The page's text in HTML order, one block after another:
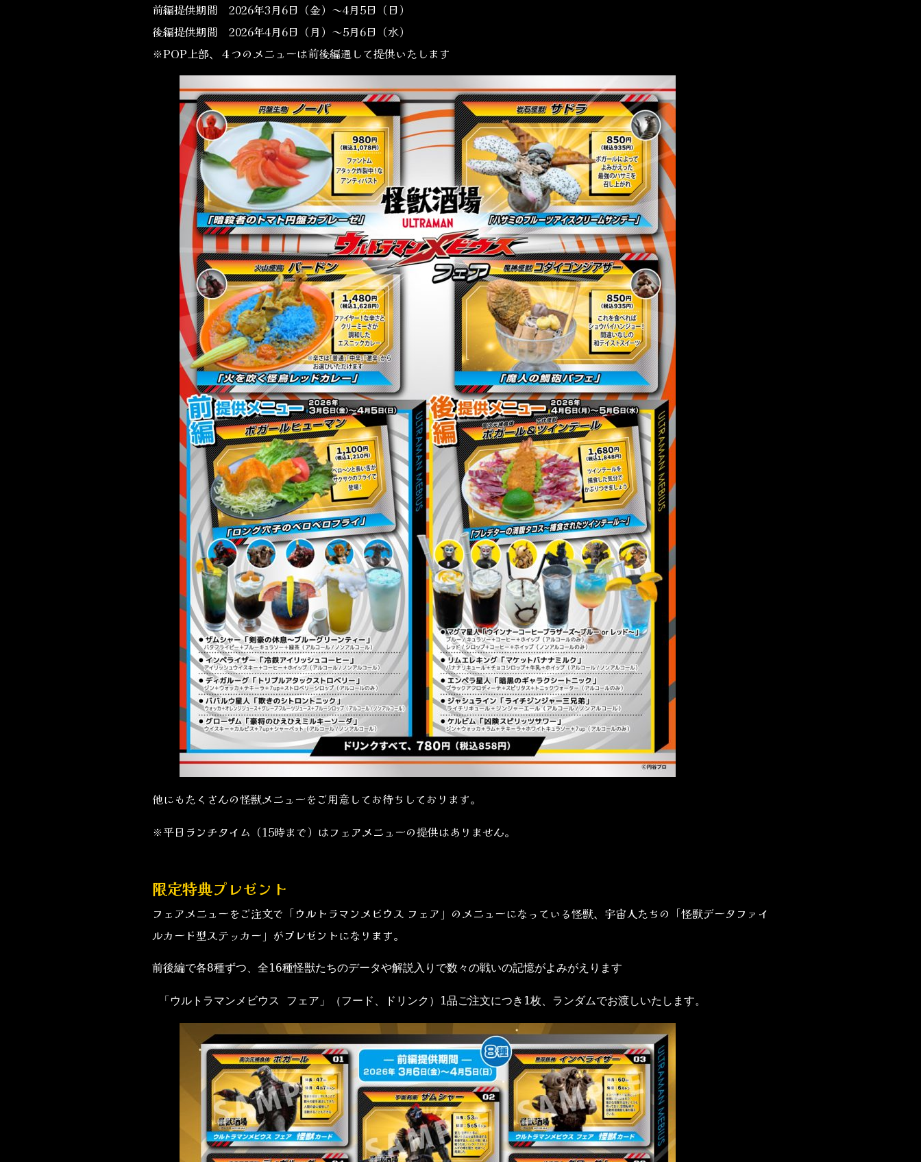
前編提供期間 2026年3月6日（金）～4月5日（日）
後編提供期間 2026年4月6日（月）～5月6日（水）
※POP上部、４つのメニューは前後編通して提供いたします
他にもたくさんの怪獣メニューをご用意してお待ちしております。
※平日ランチタイム（15時まで）はフェアメニューの提供はありません。
限定特典プレゼント
フェアメニューをご注文で「ウルトラマンメビウス フェア」のメニューになっている怪獣、宇宙人たちの「怪獣データファイ
ルカード型ステッカー」がプレゼントになります。
前後編で各8種ずつ、全16種怪獣たちのデータや解説入りで数々の戦いの記憶がよみがえります
「ウルトラマンメビウス フェア」（フード、ドリンク）1品ご注文につき1枚、ランダムでお渡しいたします。